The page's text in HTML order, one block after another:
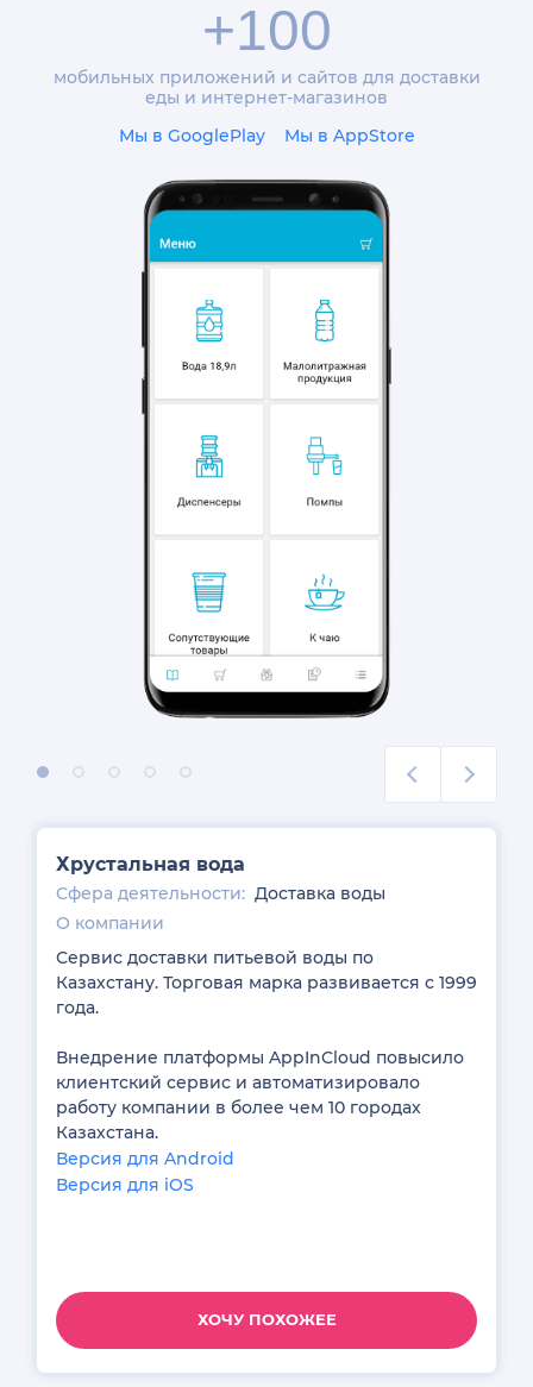
+100
мобильных приложений и сайтов для доставки
еды и интернет-магазинов
Мы в GooglePlay
Мы в AppStore
Previous Next
1 2 3 4 5
Хрустальная вода
Сфера деятельности: Доставка воды
О компании
Сервис доставки питьевой воды по
Казахстану. Торговая марка развивается с 1999
года.
Внедрение платформы AppInCloud повысило
клиентский сервис и автоматизировало
работу компании в более чем 10 городах
Казахстана.
Версия для Android
Версия для iOS
ХОЧУ ПОХОЖЕЕ
Понравился проект и хотите что-то
похожее?
Заполните форму и наши специалисты
свяжутся с вами